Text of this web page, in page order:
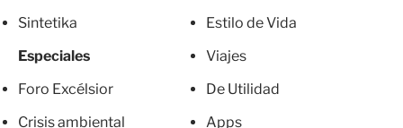
Sintetika
Especiales
Foro Excélsior
Crisis ambiental
Estilo de Vida
Viajes
De Utilidad
Apps